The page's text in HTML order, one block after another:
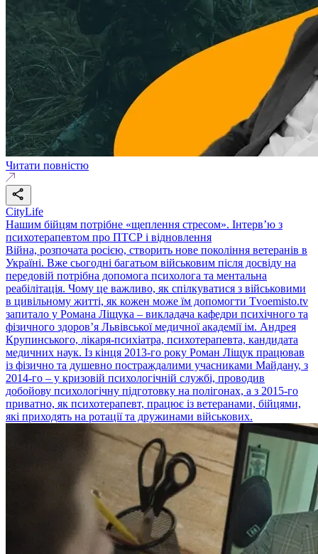
Читати повністю
CityLife
Нашим бійцям потрібне «щеплення стресом». Інтерв’ю з
психотерапевтом про ПТСР і відновлення
Війна, розпочата росією, створить нове покоління ветеранів в
Україні. Вже сьогодні багатьом військовим після досвіду на
передовій потрібна допомога психолога та ментальна
реабілітація. Чому це важливо, як спілкуватися з військовими
в цивільному житті, як кожен може їм допомогти Тvoemisto.tv
запитало у Романа Ліщука – викладача кафедри психічного та
фізичного здоров’я Львівської медичної академії ім. Андрея
Крупинського, лікаря-психіатра, психотерапевта, кандидата
медичних наук. Із кінця 2013-го року Роман Ліщук працював
із фізично та душевно постраждалими учасниками Майдану, з
2014-го – у кризовій психологічній службі, проводив
добойову психологічну підготовку на полігонах, а з 2015-го
приватно, як психотерапевт, працює із ветеранами, бійцями,
які приходять на ротації та дружинами військових.